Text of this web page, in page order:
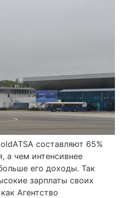
составляют 65%
а чем интенсивнее
его доходы. Так
зарплаты своих
Агентство